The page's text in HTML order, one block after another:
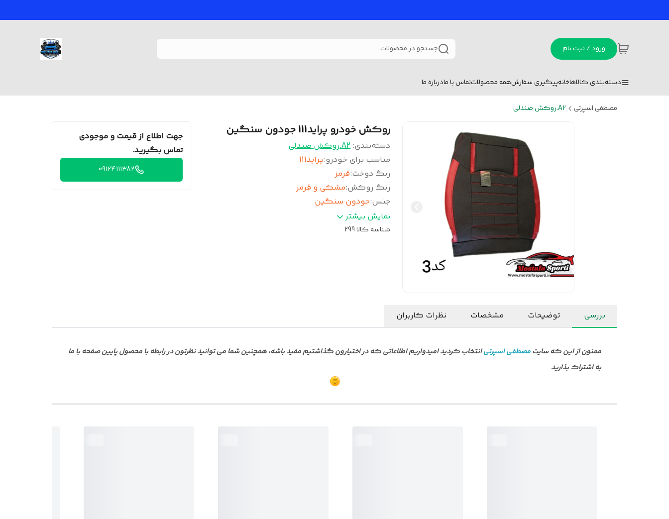
ورود / ثبت نام جستجو در محصولات
دسته‌بندی کالاهاخانهپیگیری سفارشهمه محصولاتتماس با مادرباره ما
مصطفی اسپرتی A2.روکش صندلی
روکش خودرو پراید111 جودون سنگین
دسته‌بندی:A2.روکش صندلی
مناسب برای خودرو:پراید111
رنگ دوخت:قرمز
رنگ روکش:مشکی و قرمز
جنس:جودون سنگین
پاکار پشت صندلی
نمایش بیشتر
شناسه کالا299
جهت اطلاع از قیمت و موجودی
تماس بگیرید.
09124111382
بررسی توضیحات مشخصات نظرات کاربران
ممنون از این که سایتمصطفی اسپرتیانتخاب کردید امیدواریم اطلاعاتی که در اختیارون گذاشتیم مفید باشه، همچنین شما می توانید نظرتون در رابطه با محصول پایین صفحه با ما
به اشتراک بذارید